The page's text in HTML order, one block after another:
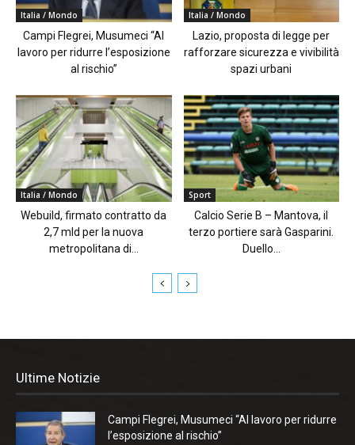
Italia / Mondo
Campi Flegrei, Musumeci “Al
lavoro per ridurre l’esposizione
al rischio”
Italia / Mondo
Lazio, proposta di legge per
rafforzare sicurezza e vivibilità
spazi urbani
Italia / Mondo
Webuild, firmato contratto da
2,7 mld per la nuova
metropolitana di...
Sport
Calcio Serie B – Mantova, il
terzo portiere sarà Gasparini.
Duello...
Ultime Notizie
Campi Flegrei, Musumeci “Al lavoro per ridurre
l’esposizione al rischio”